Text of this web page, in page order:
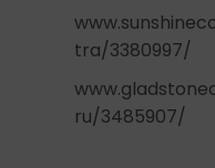
tra/3380997/
ru/3485907/